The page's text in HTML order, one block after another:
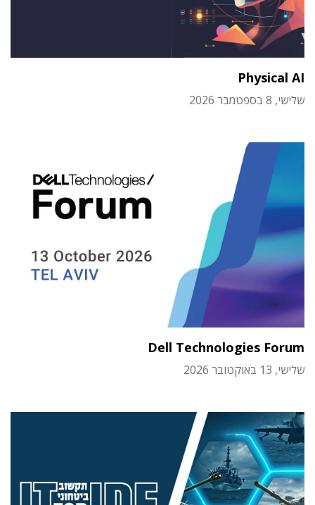
Physical AI
שלישי, 8 בספטמבר 2026
Dell Technologies Forum
שלישי, 13 באוקטובר 2026